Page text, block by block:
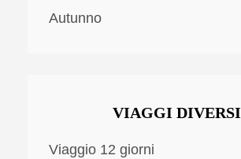
Autunno
VIAGGI DIVERSI
Viaggio 12 giorni